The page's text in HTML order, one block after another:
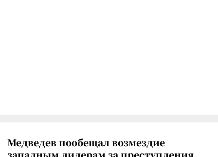
Медведев пообещал возмездие
западным лидерам за преступления